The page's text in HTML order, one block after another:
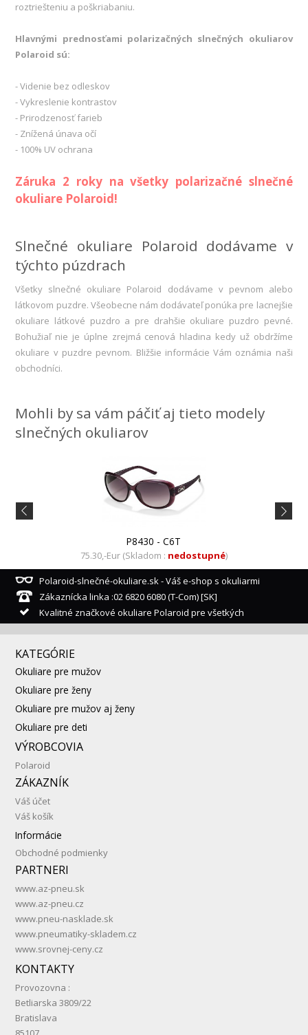
roztriešteniu a poškriabaniu.
Hlavnými prednosťami polarizačných slnečných okuliarov
Polaroid sú:
- Videnie bez odleskov
- Vykreslenie kontrastov
- Prirodzenosť farieb
- Znížená únava očí
- 100% UV ochrana
Záruka 2 roky na všetky polarizačné slnečné
okuliare Polaroid!
Slnečné okuliare Polaroid dodávame v
týchto púzdrach
Všetky slnečné okuliare Polaroid dodávame v pevnom alebo
látkovom puzdre. Všeobecne nám dodávateľ ponúka pre lacnejšie
okuliare látkové puzdro a pre drahšie okuliare puzdro pevné.
Bohužiaľ nie je úplne zrejmá cenová hladina kedy už obdržíme
okuliare v puzdre pevnom. Bližšie informácie Vám oznámia naši
obchodníci.
Mohli by sa vám páčiť aj tieto modely
slnečných okuliarov
P8430 - C6T
75.30,-Eur (Skladom : nedostupné)
Polaroid-slnečné-okuliare.sk - Váš e-shop s okuliarmi
Zákaznícka linka :02 6820 6080 (T-Com) [SK]
Kvalitné značkové okuliare Polaroid pre všetkých
KATEGÓRIE
Okuliare pre mužov
Okuliare pre ženy
Okuliare pre mužov aj ženy
Okuliare pre deti
VÝROBCOVIA
Polaroid
ZÁKAZNÍK
Váš účet
Váš košík
Informácie
Obchodné podmienky
PARTNERI
www.az-pneu.sk
www.az-pneu.cz
www.pneu-nasklade.sk
www.pneumatiky-skladem.cz
www.srovnej-ceny.cz
KONTAKTY
Provozovna :
Betliarska 3809/22
Bratislava